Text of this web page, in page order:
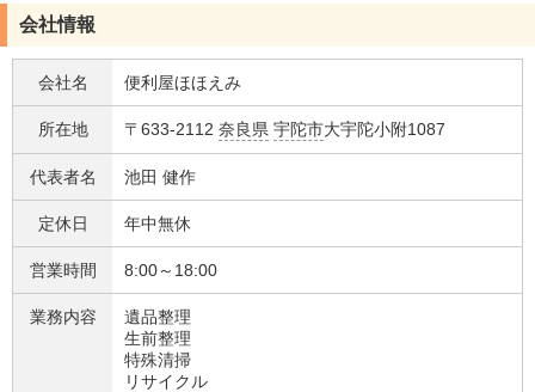
会社情報
会社名 便利屋ほほえみ
所在地 〒633-2112 奈良県 宇陀市大宇陀小附1087
代表者名 池田 健作
定休日 年中無休
営業時間 8:00～18:00
業務内容
遺品整理
生前整理
特殊清掃
リサイクル